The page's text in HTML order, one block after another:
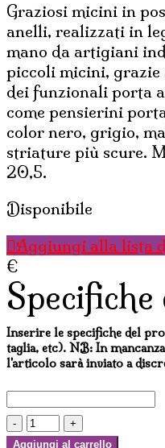
Graziosi micini in
anelli, realizzati in
mano da artigiani
piccoli micini, grazie
dei funzionali porta
come pensierini
color nero, grigio,
striature più scure.
20,5.
Disponibile
Aggiungi alla lista
€
Inserire le specifiche del
taglia, etc). NB: In
l'articolo sarà inviato a
MICINI
PORTA
Aggiungi al carrello